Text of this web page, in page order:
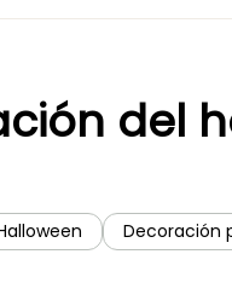
del
Decoración